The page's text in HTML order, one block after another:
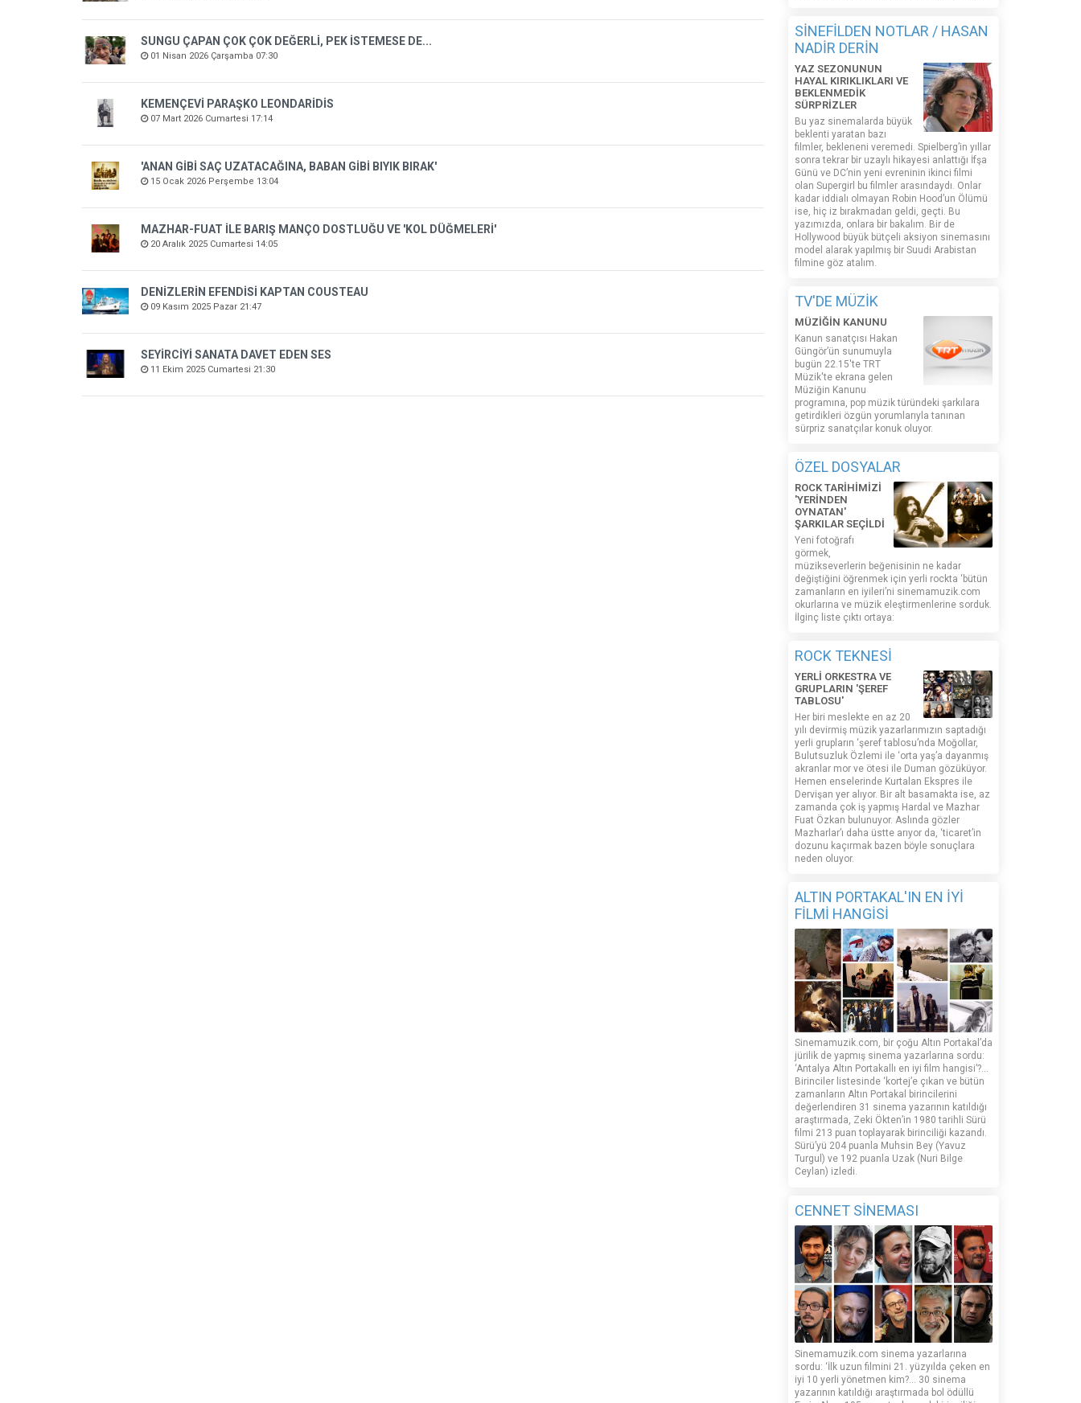
SUNGU ÇAPAN ÇOK ÇOK DEĞERLİ, PEK İSTEMESE DE...
01 Nisan 2026 Çarşamba 07:30
KEMENÇEVİ PARAŞKO LEONDARİDİS
07 Mart 2026 Cumartesi 17:14
'ANAN GİBİ SAÇ UZATACAĞINA, BABAN GİBİ BIYIK BIRAK'
15 Ocak 2026 Perşembe 13:04
MAZHAR-FUAT İLE BARIŞ MANÇO DOSTLUĞU VE 'KOL DÜĞMELERİ'
20 Aralık 2025 Cumartesi 14:05
DENİZLERİN EFENDİSİ KAPTAN COUSTEAU
09 Kasım 2025 Pazar 21:47
SEYİRCİYİ SANATA DAVET EDEN SES
11 Ekim 2025 Cumartesi 21:30
SİNEFİLDEN NOTLAR / HASAN
NADİR DERİN
YAZ SEZONUNUN
HAYAL KIRIKLIKLARI VE
BEKLENMEDİK
SÜRPRİZLER
Bu yaz sinemalarda büyük
beklenti yaratan bazı
filmler, bekleneni veremedi. Spielberg’in yıllar
sonra tekrar bir uzaylı hikayesi anlattığı İfşa
Günü ve DC’nin yeni evreninin ikinci filmi
olan Supergirl bu filmler arasındaydı. Onlar
kadar iddialı olmayan Robin Hood’un Ölümü
ise, hiç iz bırakmadan geldi, geçti. Bu
yazımızda, onlara bir bakalım. Bir de
Hollywood büyük bütçeli aksiyon sinemasını
model alarak yapılmış bir Suudi Arabistan
filmine göz atalım.
TV'DE MÜZİK
MÜZİĞİN KANUNU
Kanun sanatçısı Hakan
Güngör’ün sunumuyla
bugün 22.15'te TRT
Müzik'te ekrana gelen
Müziğin Kanunu
programına, pop müzik türündeki şarkılara
getirdikleri özgün yorumlarıyla tanınan
sürpriz sanatçılar konuk oluyor.
ÖZEL DOSYALAR
ROCK TARİHİMİZİ
'YERİNDEN
OYNATAN'
ŞARKILAR SEÇİLDİ
Yeni fotoğrafı
görmek,
müzikseverlerin beğenisinin ne kadar
değiştiğini öğrenmek için yerli rockta ‘bütün
zamanların en iyileri’ni sinemamuzik.com
okurlarına ve müzik eleştirmenlerine sorduk.
İlginç liste çıktı ortaya:
ROCK TEKNESİ
YERLİ ORKESTRA VE
GRUPLARIN 'ŞEREF
TABLOSU'
Her biri meslekte en az 20
yılı devirmiş müzik yazarlarımızın saptadığı
yerli grupların ‘şeref tablosu’nda Moğollar,
Bulutsuzluk Özlemi ile ‘orta yaş’a dayanmış
akranlar mor ve ötesi ile Duman gözüküyor.
Hemen enselerinde Kurtalan Ekspres ile
Dervişan yer alıyor. Bir alt basamakta ise, az
zamanda çok iş yapmış Hardal ve Mazhar
Fuat Özkan bulunuyor. Aslında gözler
Mazharlar’ı daha üstte arıyor da, ‘ticaret’in
dozunu kaçırmak bazen böyle sonuçlara
neden oluyor.
ALTIN PORTAKAL'IN EN İYİ
FİLMİ HANGİSİ
Sinemamuzik.com, bir çoğu Altın Portakal’da
jürilik de yapmış sinema yazarlarına sordu:
‘Antalya Altın Portakallı en iyi film hangisi’?...
Birinciler listesinde ‘kortej’e çıkan ve bütün
zamanların Altın Portakal birincilerini
değerlendiren 31 sinema yazarının katıldığı
araştırmada, Zeki Ökten’in 1980 tarihli Sürü
filmi 213 puan toplayarak birinciliği kazandı.
Sürü’yü 204 puanla Muhsin Bey (Yavuz
Turgul) ve 192 puanla Uzak (Nuri Bilge
Ceylan) izledi.
CENNET SİNEMASI
Sinemamuzik.com sinema yazarlarına
sordu: ‘İlk uzun filmini 21. yüzyılda çeken en
iyi 10 yerli yönetmen kim?... 30 sinema
yazarının katıldığı araştırmada bol ödüllü